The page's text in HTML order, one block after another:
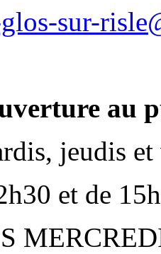
sur-
au
jeudis et
et de